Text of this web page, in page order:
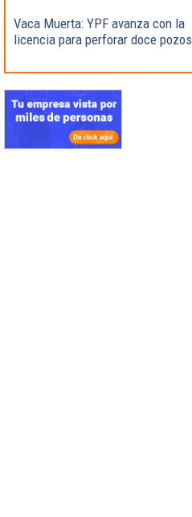
Vaca Muerta: YPF avanza con la
licencia para perforar doce pozos